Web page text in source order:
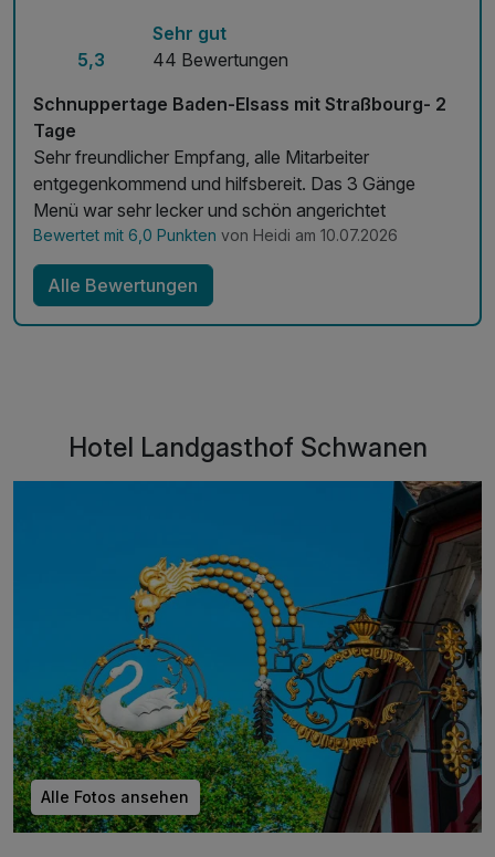
inkl. Übernachtungssteuer
5,3
Sehr gut
44 Bewertungen
Schnuppertage Baden-Elsass mit Straßbourg- 2
Tage
Sehr freundlicher Empfang, alle Mitarbeiter
entgegenkommend und hilfsbereit. Das 3 Gänge
Menü war sehr lecker und schön angerichtet
Bewertet mit 6,0 Punkten von Heidi am 10.07.2026
Alle Bewertungen
Hotel Landgasthof Schwanen
Alle Fotos ansehen